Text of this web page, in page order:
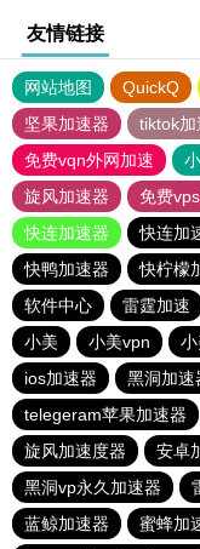
友情链接
网站地图 QuickQ
坚果加速器
tiktok加
免费vqn外网加速
旋风加速器
免费
快连加速器
快连加
快鸭加速器
快柠檬
软件中心
雷霆加速
小美
小美vpn
ios加速器
黑洞加速
telegeram苹果加速器
旋风加速度器
安卓
黑洞vp永久加速器
蓝鲸加速器
蜜蜂加